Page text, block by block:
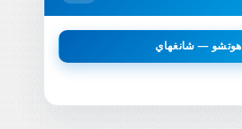
هوتشو — شانغهاي